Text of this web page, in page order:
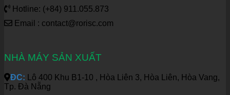
Hotline: (+84) 911.055.873
Email : contact@rorisc.com
NHÀ MÁY SẢN XUẤT
ĐC: Lô 400 Khu B1-10 , Hòa Liên 3, Hòa Liên, Hòa Vang,
Tp. Đà Nẵng